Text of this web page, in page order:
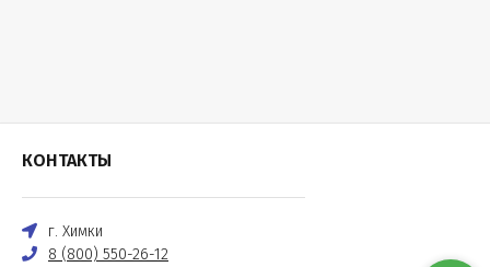
КОНТАКТЫ
г. Химки
8 (800) 550-26-12